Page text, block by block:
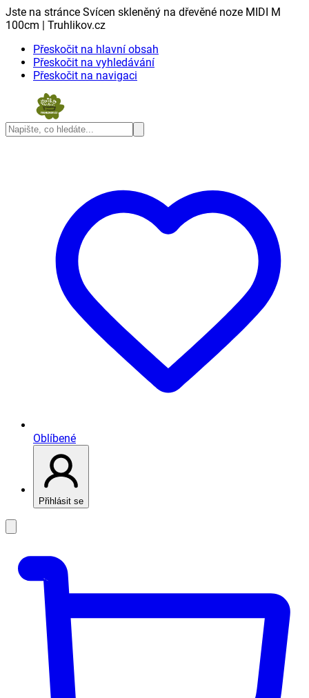
Jste na stránce Svícen skleněný na dřevěné noze MIDI M
100cm | Truhlikov.cz
Přeskočit na hlavní obsah
Přeskočit na vyhledávání
Přeskočit na navigaci
Oblíbené
Přihlásit se